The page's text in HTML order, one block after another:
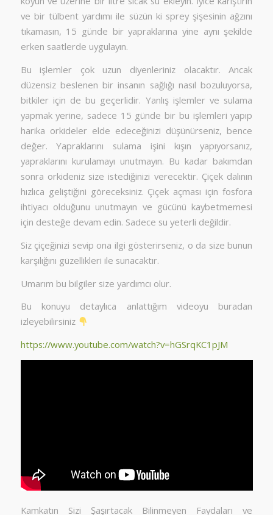
ve bir tülbent yardımı ile süzün ki sprey şişesinin ağzını
tıkamasın, 15 günde bir yapraklarına yine aynı şekilde
erken saatlerde uygulayın.
Bu işlemler çok uzun diyenleriniz olacaktır. Ancak
düzensiz beslenen bir insanın sağlığı nasıl bozuluyorsa,
bitkiler için de bu geçerlidir. Yanlış işlemler ve sulama
yapmak yerine, sadece 15 günde bir bu işlemleri yapıp
harika orkideler elde edeceğinizi düşünürseniz, bence
değer. Yapraklarını sulama işini kışın yapıyorsanız,
yapraklarını kurulamayı unutmayın. Bu kadar bakımdan
sonra orkideniz size istediğinizi verecektir. Çiçek dalının
hızlıca geliştiğini göreceksiniz. Çiçek açması için fosfora
ihtiyacı olduğunu unutmayın ve gücünü kaybetmemesi
için desteğe devam edin. Sadece su yeterli değildir.
Siz çiçeğinizi sevip ona ilgi gösterirseniz, o da size bunun
karşılığını güzellikleri ile sunacaktır.
Umarım bu bilgiler size yardımcı olur.
Bu konuyu detaylıca anlattığım videoyu buradan
izleyebilirsiniz
https://www.youtube.com/watch?v=hGSrqKC1pJM
Kamkatın Sizi Şaşırtacak Bilinmeyen Faydaları ve